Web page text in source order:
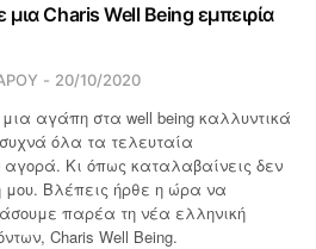
Charis Well Being εμπειρία
20/10/2020
αγάπη στα well being καλλυντικά
όλα τα τελευταία
Κι όπως καταλαβαίνεις δεν
μου. Βλέπεις ήρθε η ώρα να
παρέα τη νέα ελληνική
Charis Well Being.